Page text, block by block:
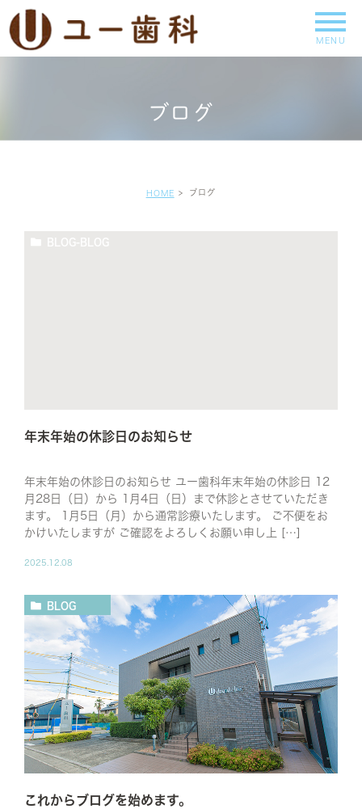
ブログ
HOME ブログ
BLOG-BLOG
年末年始の休診日のお知らせ
年末年始の休診日のお知らせ ユー歯科年末年始の休診日 12
月28日（日）から 1月4日（日）まで休診とさせていただき
ます。 1月5日（月）から通常診療いたします。 ご不便をお
かけいたしますが ご確認をよろしくお願い申し上 […]
2025.12.08
BLOG
これからブログを始めます。